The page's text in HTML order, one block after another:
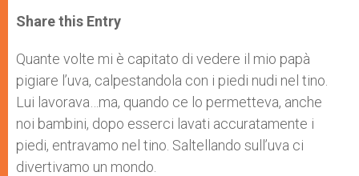
t
s
p
p
s
e
g
e
r
e
b
o
k
r
Share this Entry
Quante volte mi è capitato di vedere il mio papà
pigiare l’uva, calpestandola con i piedi nudi nel tino.
Lui lavorava…ma, quando ce lo permetteva, anche
noi bambini, dopo esserci lavati accuratamente i
piedi, entravamo nel tino. Saltellando sull’uva ci
divertivamo un mondo.